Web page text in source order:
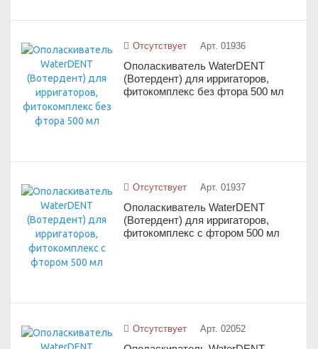
Отсутствует Арт. 01936
Ополаскиватель WaterDENT
(Вотердент) для ирригаторов,
фитокомплекс без фтора 500 мл
Отсутствует Арт. 01937
Ополаскиватель WaterDENT
(Вотердент) для ирригаторов,
фитокомплекс с фтором 500 мл
Отсутствует Арт. 02052